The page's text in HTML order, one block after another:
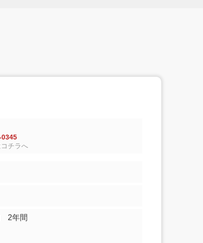
チラへ
2年間